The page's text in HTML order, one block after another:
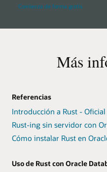
Comienza de forma gratis
Más
Referencias
Introducción a Rust - Oficial
Rust-ing sin servidor con
Cómo instalar Rust en
Uso de Rust con Oracle